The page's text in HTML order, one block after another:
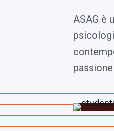
ASAG è